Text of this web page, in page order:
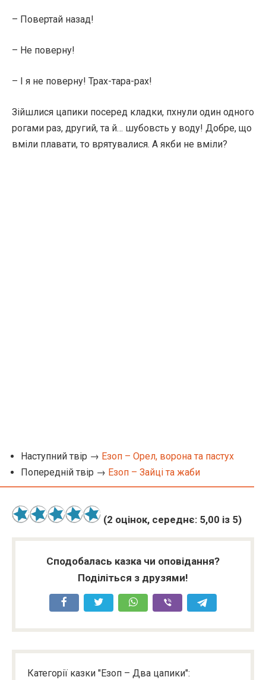
– Повертай назад!
– Не поверну!
– І я не поверну! Трах-тара-рах!
Зійшлися цапики посеред кладки, пхнули один одного
рогами раз, другий, та й… шубовсть у воду! Добре, що
вміли плавати, то врятувалися. А якби не вміли?
Наступний твір → Езоп – Орел, ворона та пастух
Попередній твір → Езоп – Зайці та жаби
(2 оцінок, середнє: 5,00 із 5)
Сподобалась казка чи оповідання?
Поділіться з друзями!
Категорії казки "Езоп – Два цапики":